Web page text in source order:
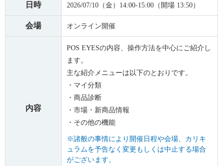
日時 2026/07/10（金）14:00-15:00（開場 13:50）
会場 オンライン開催
内容
POS EYESの内容、操作方法を中心にご紹介し
ます。
主な紹介メニューは以下のとおりです。
・マイ分類
・商品診断
・市場・新商品情報
・その他の機能
※諸般の事情により開催日程や会場、カリキ
ュラムを予告なく変更もしくは中止する場合
がございます。